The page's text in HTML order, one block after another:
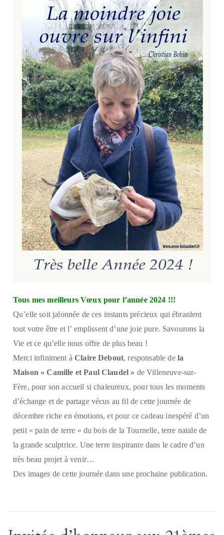
Tous mes meilleurs Vœux pour l’année 2024 !!!
Qu’elle soit jalonnée de ces instants précieux qui ébranlent
tout votre être et l’ emplissent d’une joie pure. Savourons la
Vie et ce qu’elle nous offre de plus beau !
Merci infiniment àClaire Debout, responsable de la
Maison « Camille et Paul Claudel » de Villeneuve-sur-
Fère, pour son accueil si chaleureux, pour tous les moments
d’échange et de partage vécus au fil de cette journée de
décembre riche en émotions, et pour ce cadeau inespéré d’un
petit « pain de terre » du bois de la Tournelle, terre natale de
la grande sculptrice. Une terre inspirante dans le cadre d’un
très beau projet à venir…
Des images de cette journée dans une prochaine publication.